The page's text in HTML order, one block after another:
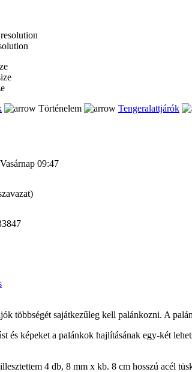
Történelem Tengeralattjárók
09:47
többségét sajátkezűleg kell palánkozni. A
és képeket a palánkok hajlításának egy-két
4 db, 8 mm x kb. 8 cm hosszú acél